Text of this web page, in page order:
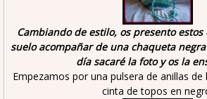
Cambiando de estilo, os presento
suelo acompañar de una chaqueta
día sacaré la foto y os la
Empezamos por una pulsera de anillas
cinta de topos en